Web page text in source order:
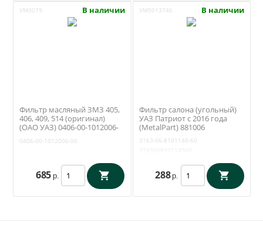
УМ0079 В наличии
Фильтр масляный ЗМЗ 405,
406, 409, 514 (оригинал)
(ОАО УАЗ) 0406-00-1012006-
0406-00-1012006-00
685 р.
УМ0013746 В наличии
Фильтр салона (угольный)
УАЗ Патриот с 2016 года
(MetalPart) 881006
3163-06-8101140-60
288 р.